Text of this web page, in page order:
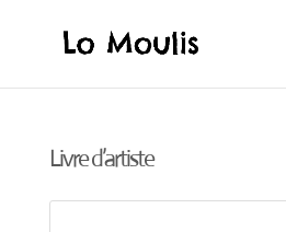
Livre d’artiste